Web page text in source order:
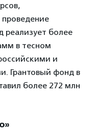
реализует более
в тесном
и
Грантовый фонд в
более 272 млн